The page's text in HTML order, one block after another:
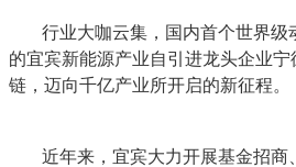
行业大咖云集，国内首个世界
的宜宾新能源产业自引进龙头企业
链，迈向千亿产业所开启的新征程。
近年来，宜宾大力开展基金招